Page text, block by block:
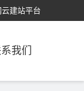
建站平台
我们